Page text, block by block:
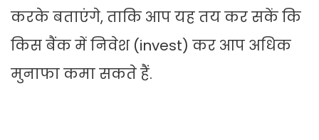
करके बताएंगे, ताकि आप यह तय कर सकें कि
किस बैंक में निवेश (invest) कर आप अधिक
मुनाफा कमा सकते हैं.